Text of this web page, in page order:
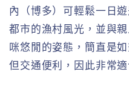
內（博多）可輕鬆一日
都市的漁村風光，並與
咪悠閒的姿態，簡直是
但交通便利，因此非常